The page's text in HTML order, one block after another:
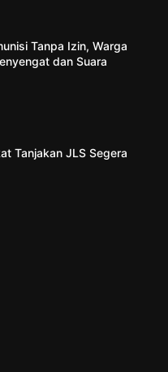
Tanpa Izin, Warga
dan Suara
Tanjakan JLS Segera